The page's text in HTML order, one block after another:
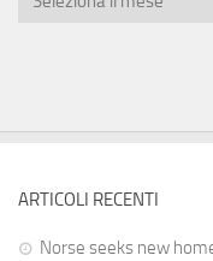
ARTICOLI RECENTI
Norse seeks new